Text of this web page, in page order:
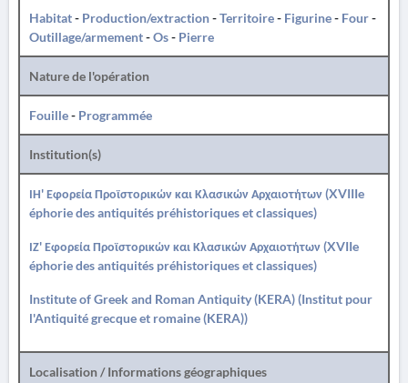
Habitat- Production/extraction-Territoire- Figurine- Four-
Outillage/armement-Os- Pierre
Nature de l'opération
Fouille- Programmée
Institution(s)
ΙΗ' Εφορεία Προϊστορικών και Κλασικών Αρχαιοτήτων (XVIIIe
éphorie des antiquités préhistoriques et classiques)
ΙΖ' Εφορεία Προϊστορικών και Κλασικών Αρχαιοτήτων (XVIIe
éphorie des antiquités préhistoriques et classiques)
Institute of Greek and Roman Antiquity (KERA) (Institut pour
l'Antiquité grecque et romaine (KERA))
Localisation / Informations géographiques